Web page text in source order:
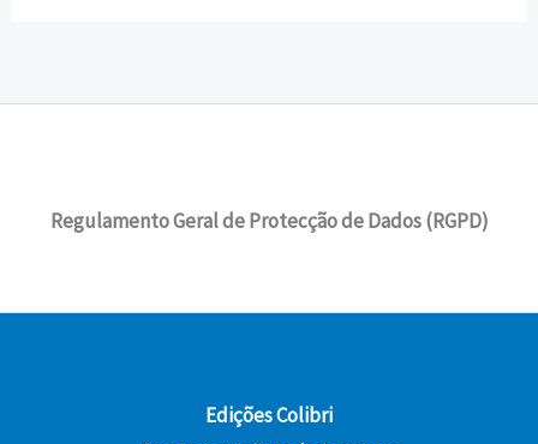
Regulamento Geral de Protecção de Dados (RGPD)
Edições Colibri